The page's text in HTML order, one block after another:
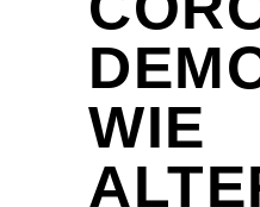
WIE